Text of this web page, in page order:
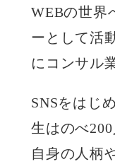
WEBの世界
ーとして活
にコンサル
SNSをはじ
生はのべ
自身の人柄